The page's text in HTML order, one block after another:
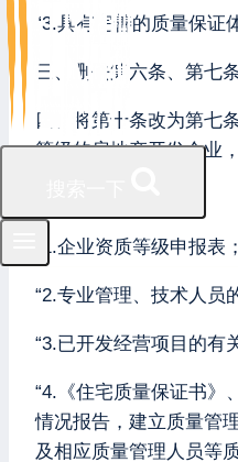
“3.具有完善的质量保证
三、删去第六条、第七
四、将第十条改为第七
等级的房地产开发企业
“1.企业资质等级申报表；
“2.专业管理、技术人员
“3.已开发经营项目的有
“4.《住宅质量保证书》
情况报告，建立质量管
及相应质量管理人员等